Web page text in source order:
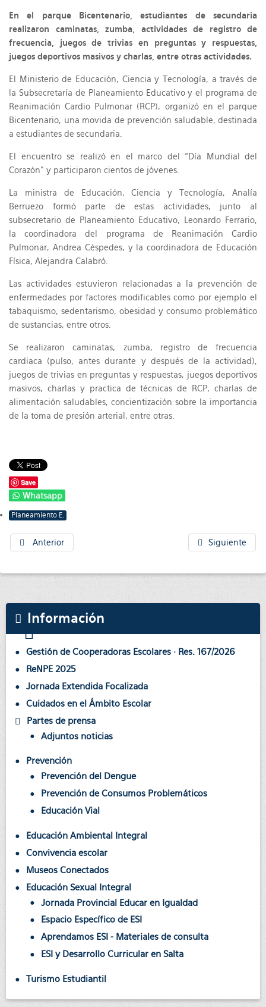
En el parque Bicentenario, estudiantes de secundaria
realizaron caminatas, zumba, actividades de registro de
frecuencia, juegos de trivias en preguntas y respuestas,
juegos deportivos masivos y charlas, entre otras actividades.
El Ministerio de Educación, Ciencia y Tecnología, a través de
la Subsecretaría de Planeamiento Educativo y el programa de
Reanimación Cardio Pulmonar (RCP), organizó en el parque
Bicentenario, una movida de prevención saludable, destinada
a estudiantes de secundaria.
El encuentro se realizó en el marco del “Día Mundial del
Corazón” y participaron cientos de jóvenes.
La ministra de Educación, Ciencia y Tecnología, Analía
Berruezo formó parte de estas actividades, junto al
subsecretario de Planeamiento Educativo, Leonardo Ferrario,
la coordinadora del programa de Reanimación Cardio
Pulmonar, Andrea Céspedes, y la coordinadora de Educación
Física, Alejandra Calabró.
Las actividades estuvieron relacionadas a la prevención de
enfermedades por factores modificables como por ejemplo el
tabaquismo, sedentarismo, obesidad y consumo problemático
de sustancias, entre otros.
Se realizaron caminatas, zumba, registro de frecuencia
cardiaca (pulso, antes durante y después de la actividad),
juegos de trivias en preguntas y respuestas, juegos deportivos
masivos, charlas y practica de técnicas de RCP, charlas de
alimentación saludables, concientización sobre la importancia
de la toma de presión arterial, entre otras.
Save
Whatsapp
Planeamiento E.
Anterior Siguiente
Información
Gestión de Cooperadoras Escolares · Res. 167/2026
ReNPE 2025
Jornada Extendida Focalizada
Cuidados en el Ámbito Escolar
Partes de prensa
Adjuntos noticias
Prevención
Prevención del Dengue
Prevención de Consumos Problemáticos
Educación Vial
Educación Ambiental Integral
Convivencia escolar
Museos Conectados
Educación Sexual Integral
Jornada Provincial Educar en Igualdad
Espacio Específico de ESI
Aprendamos ESI - Materiales de consulta
ESI y Desarrollo Curricular en Salta
Turismo Estudiantil